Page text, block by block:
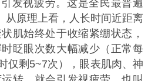
发视疲劳。这是全民最普遍
从原理上看，人长时间近距离
肌始终处于收缩紧绷状态，
眨眼次数大幅减少（正常每
仅剩5~7次），眼表肌肉、神